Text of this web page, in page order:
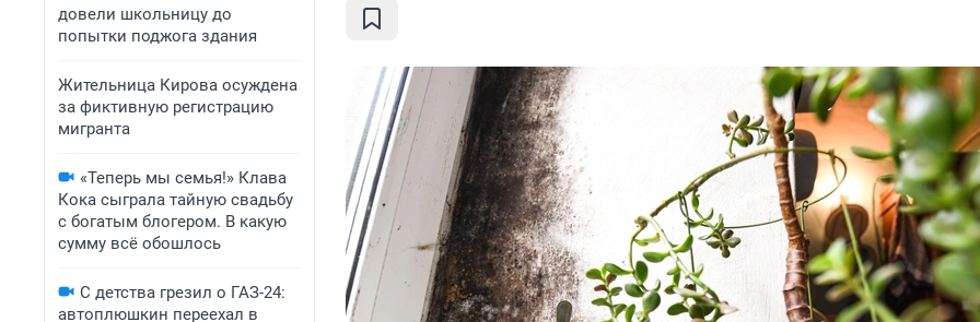
довели школьницу до
попытки поджога здания
Жительница Кирова осуждена
за фиктивную регистрацию
мигранта
«Теперь мы семья!» Клава
Кока сыграла тайную свадьбу
с богатым блогером. В какую
сумму всё обошлось
С детства грезил о ГАЗ-24:
автоплюшкин переехал в